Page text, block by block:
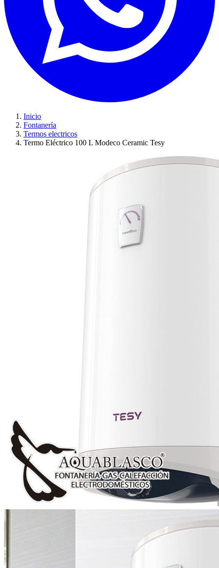
Inicio
Fontanería
Termos electricos
Termo Eléctrico 100 L Modeco Ceramic Tesy